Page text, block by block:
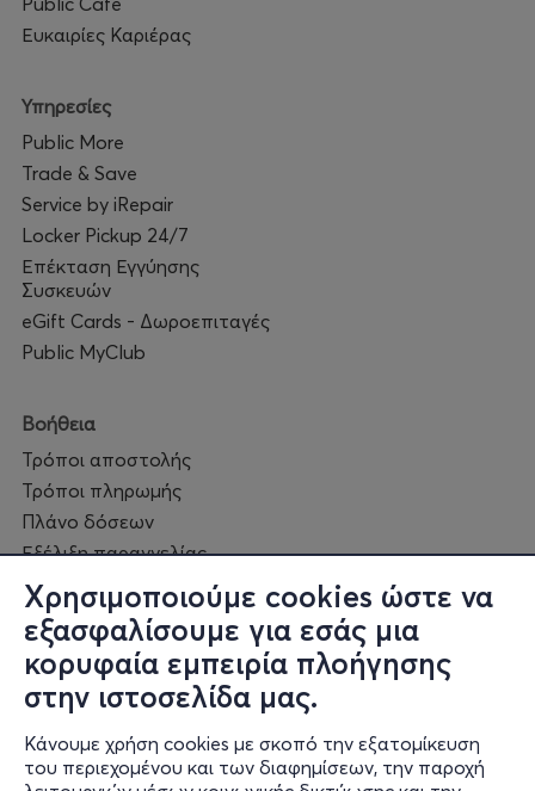
Χρησιμοποιούμε cookies ώστε να
εξασφαλίσουμε για εσάς μια
κορυφαία εμπειρία πλοήγησης
στην ιστοσελίδα μας.
Κάνουμε χρήση cookies με σκοπό την εξατομίκευση
του περιεχομένου και των διαφημίσεων, την παροχή
Ευκαιρίες Καριέρας
Υπηρεσίες
Public More
Trade & Save
Service by iRepair
Locker Pickup 24/7
Επέκταση Εγγύησης
Συσκευών
eGift Cards - Δωροεπιταγές
Public MyClub
Βοήθεια
Τρόποι αποστολής
Τρόποι πληρωμής
Πλάνο δόσεων
Εξέλιξη παραγγελίας
Πορεία επισκευής
Συχνές ερωτήσεις και
επικοινωνία
Ο online κόσμος μας
Public GR
Public CY